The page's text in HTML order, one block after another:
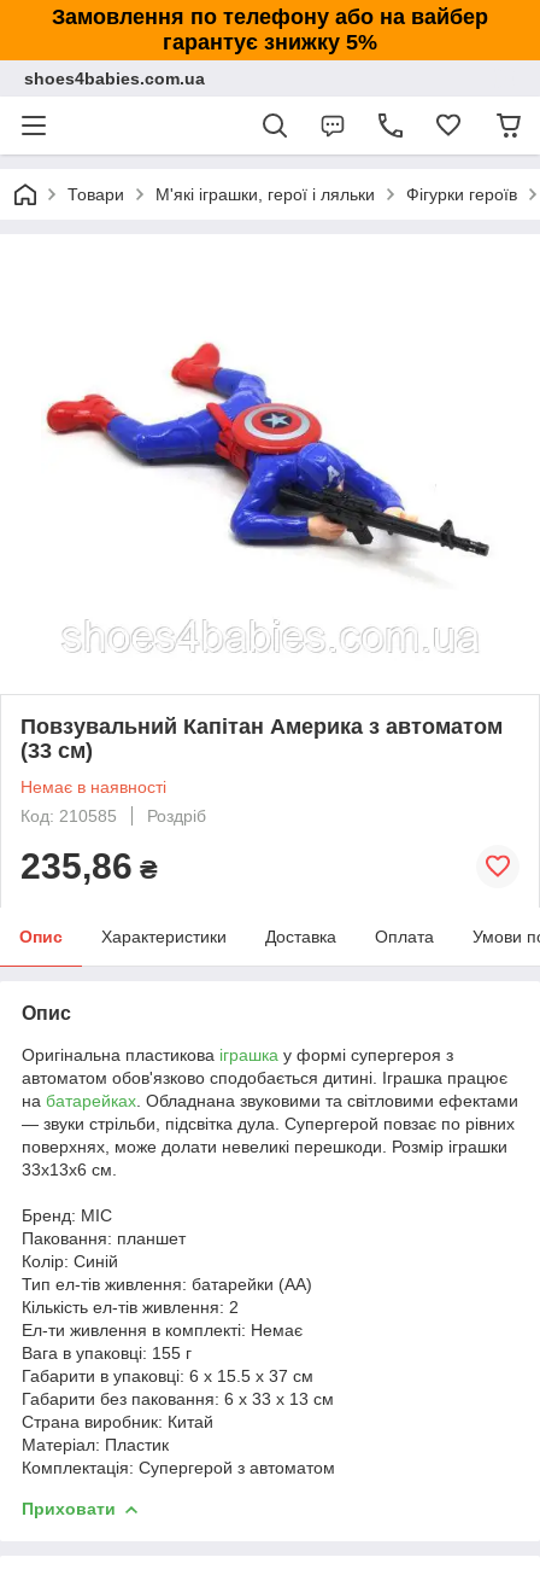
Замовлення по телефону або на вайбер
гарантує знижку 5%
shoes4babies.com.ua
Товари М'які іграшки, герої і ляльки Фігурки героїв
Повзувальний Капітан Америка з автоматом
(33 см)
Немає в наявності
Код: 210585
Роздріб
235,86 ₴
Опис Характеристики Доставка Оплата Умови
Опис
Оригінальна пластикова іграшка у формі супергероя з
автоматом обов'язково сподобається дитині. Іграшка працює
на батарейках . Обладнана звуковими та світловими ефектами
— звуки стрільби, підсвітка дула. Супергерой повзає по рівних
поверхнях, може долати невеликі перешкоди. Розмір іграшки
33х13х6 см.
Бренд: MIC
Паковання: планшет
Колір: Синій
Тип ел-тів живлення: батарейки (АА)
Кількість ел-тів живлення: 2
Ел-ти живлення в комплекті: Немає
Вага в упаковці: 155 г
Габарити в упаковці: 6 x 15.5 x 37 см
Габарити без паковання: 6 x 33 x 13 см
Страна виробник: Китай
Матеріал: Пластик
Комплектація: Супергерой з автоматом
Приховати